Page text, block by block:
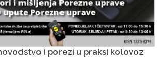
i porezi u praksi kolovoz